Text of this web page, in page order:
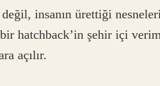
değil, insanın ürettiği
bir hatchback’in şehir içi
açılır.